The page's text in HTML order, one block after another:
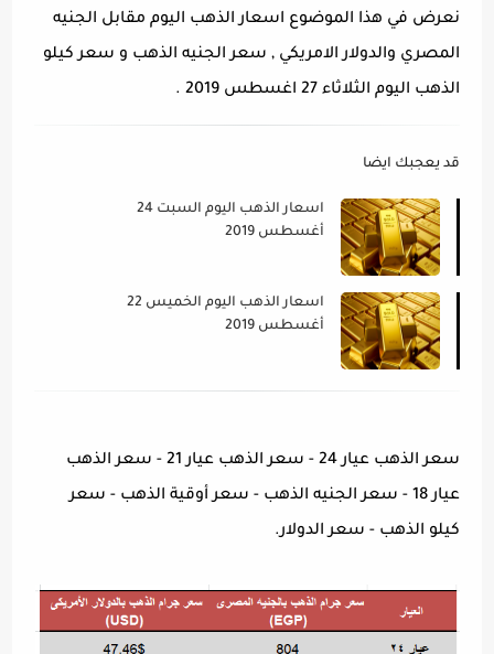
نعرض في هذا الموضوع اسعار الذهب اليوم مقابل الجنيه
المصري والدولار الامريكي , سعر الجنيه الذهب و سعر كيلو
الذهب اليوم الثلاثاء 27 اغسطس 2019 .
قد يعجبك ايضا
اسعار الذهب اليوم السبت 24
أغسطس 2019
اسعار الذهب اليوم الخميس 22
أغسطس 2019
سعر الذهب عيار 24 - سعر الذهب عيار 21 - سعر الذهب
عيار 18 - سعر الجنيه الذهب - سعر أوقية الذهب - سعر
كيلو الذهب - سعر الدولار.